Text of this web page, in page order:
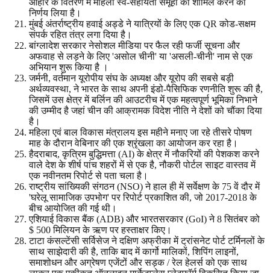
निर्णय लिया है।
मुंबई अंतर्राष्ट्रीय हवाई अड्डे ने यात्रियों के लिए एक QR कोड-सक्षम
संपर्क रहित तंत्र लगा दिया है।
बांग्लादेश सरकार नेसोशल मीडिया पर फैल रही फर्जी सूचना और
अफवाह से लड़ने के लिए 'असोल चीनी' या 'असली-चीनी' नाम से एक
अभियान शुरू किया है ।
जर्मनी, वर्तमान यूरोपीय संघ के अध्यक्ष और यूरोप की सबसे बड़ी
अर्थव्यवस्था, ने भारत के साथ अपनी इंडो-पैसिफिक रणनीति शुरू की है,
जिसमें उस क्षेत्र में बर्लिन की आउटरीच में एक महत्वपूर्ण भूमिका निभाने
की उम्मीद है जहां चीन की आक्रामक विदेश नीति ने देशों को चौंका दिया
है।
महिला एवं बाल विकास मंत्रालय इस महीने मनाए जा रहे तीसरे पोषण
माह के दौरान वेबिनार की एक श्रृंखला का आयोजन कर रहा है।
हैदराबाद, कृत्रिम बुद्धिमत्ता (AI) के क्षेत्र में नौकरियों की पेशकश करने
वाले देश के शीर्ष पांच शहरों में से एक है, नौकरी पोर्टल साइट वास्तव में
एक नवीनतम रिपोर्ट से पता चला है।
राष्ट्रीय सांख्यिकी संगठन (NSO) ने हाल ही में सर्वेक्षण के 75 वें दौर में
'घरेलू सामाजिक उपभोग' पर रिपोर्ट प्रकाशित की, जो 2017-2018 के
बीच आयोजित की गई थी।
एशियाई विकास बैंक (ADB) और भारतसरकार (GoI) ने 8 सितंबर को
$ 500 मिलियन के ऋण पर हस्ताक्षर किए।
टाटा कंसल्टेंसी सर्विसेज ने दक्षिण अफ्रीका में ट्रांसनेट पोर्ट टर्मिनलों के
साथ साझेदारी की है, ताकि बाद में कार्गो मालिकों, शिपिंग लाइनों,
समाशोधन और अग्रेषण एजेंटों और सड़क / रेल हेलर्स को एक साथ